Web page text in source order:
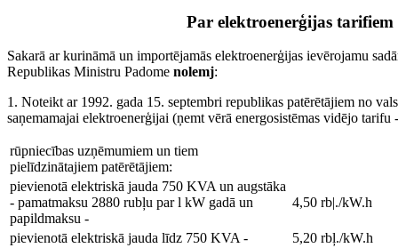
Par elektroenerģijas tarifiem
Sakarā ar kurināmā un importējamās elektroenerģijas ievērojamu
Republikas Ministru Padome nolemj:
1. Noteikt ar 1992. gada 15. septembri republikas patērētājiem no
saņemamajai elektroenerģijai (ņemt vērā energosistēmas vidējo
rūpniecības uzņēmumiem un tiem
pielīdzinātajiem patērētājiem:
pievienotā elektriskā jauda 750 KVA un augstāka
- pamatmaksu 2880 rubļu par l kW gadā un
papildmaksu -
4,50 rb|./kW.h
pievienotā elektriskā jauda līdz 750 KVA -
5,20 rbļ./kW.h